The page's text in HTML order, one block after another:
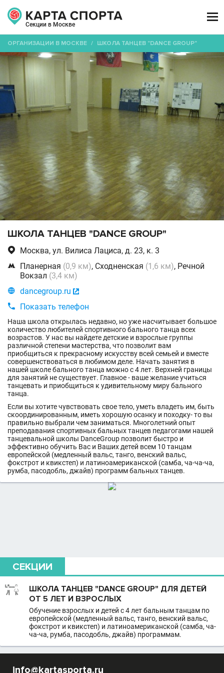
Секции в Москве

ОРГАНИЗАЦИИ В МОСКВЕ / ШКОЛА ТАНЦЕВ "DANCE GROUP"
ШКОЛА ТАНЦЕВ "DANCE GROUP"
 Москва, ул. Вилиса Лациса, д. 23, к. 3
 Планерная (0,9 км), Сходненская (1,6 км), Речной
Вокзал (3,4 км)
 dancegroup.ru 

Показать телефон
Наша школа открылась недавно, но уже насчитывает большое
количество любителей спортивного бального танца всех
возрастов. У нас вы найдете детские и взрослые группы
различной степени мастерства, что позволит вам
приобщиться к прекрасному искусству всей семьей и вместе
совершенствоваться в любимом деле. Начать занятия в
нашей школе бального танца можно с 4 лет. Верхней границы
для занятий не существует. Главное - ваше желание учиться
танцевать и приобщиться к удивительному миру бального
танца.
Если вы хотите чувствовать свое тело, уметь владеть им, быть
скоординированным, иметь хорошую осанку и походку- то вы
правильно выбрали чем заниматься. Многолетний опыт
преподавания спортивных бальных танцев педагогами нашей
танцевальной школы DanceGroup позволит быстро и
эффективно обучить Вас и Ваших детей всем 10 танцам
европейской (медленный вальс, танго, венский вальс,
фокстрот и квикстеп) и латиноамериканской (самба, ча-ча-ча,
румба, пасодобль, джайв) программ бальных танцев.
СЕКЦИИ
ШКОЛА ТАНЦЕВ "DANCE GROUP" ДЛЯ ДЕТЕЙ
ОТ 5 ЛЕТ И ВЗРОСЛЫХ
Обучение взрослых и детей с 4 лет бальным танцам по
европейской (медленный вальс, танго, венский вальс,
фокстрот и квикстеп) и латиноамериканской (самба, ча-
ча-ча, румба, пасодобль, джайв) программам.
info@kartasporta.ru